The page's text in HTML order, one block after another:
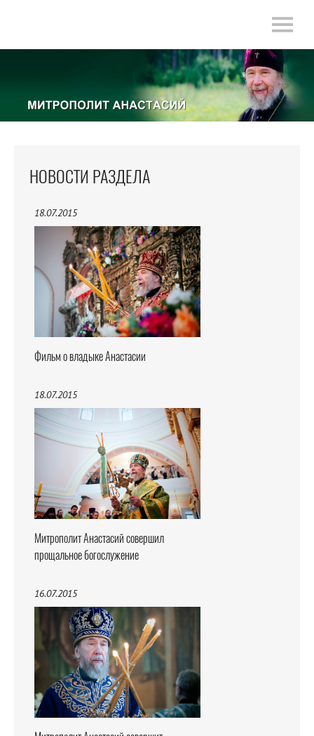
НОВОСТИ РАЗДЕЛА
18.07.2015
Фильм о владыке Анастасии
18.07.2015
Митрополит Анастасий совершил
прощальное богослужение
16.07.2015